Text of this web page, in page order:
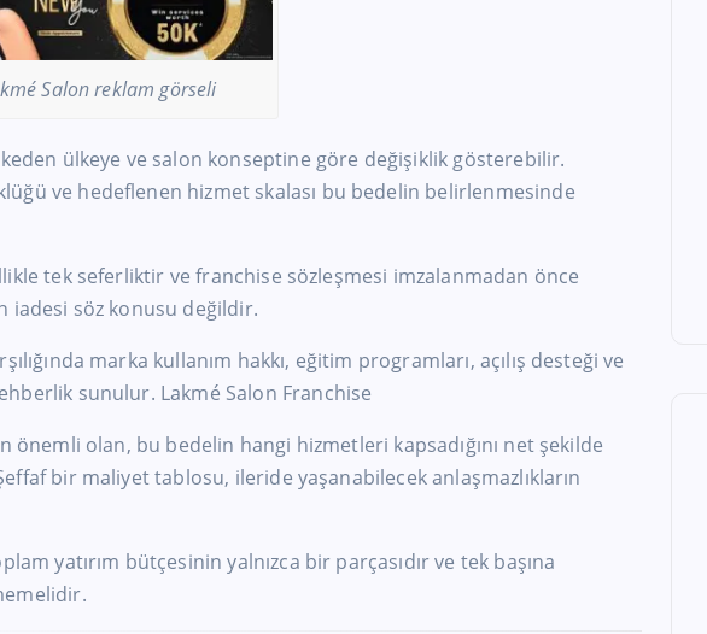
Salon reklam görseli
ülkeye ve salon konseptine göre değişiklik gösterebilir.
ve hedeflenen hizmet skalası bu bedelin belirlenmesinde
tek seferliktir ve franchise sözleşmesi imzalanmadan önce
iadesi söz konusu değildir.
marka kullanım hakkı, eğitim programları, açılış desteği ve
sunulur. Lakmé Salon Franchise
önemli olan, bu bedelin hangi hizmetleri kapsadığını net şekilde
bir maliyet tablosu, ileride yaşanabilecek anlaşmazlıkların
yatırım bütçesinin yalnızca bir parçasıdır ve tek başına